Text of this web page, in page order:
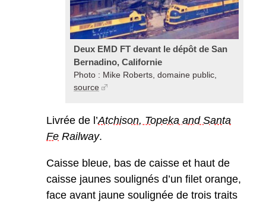
Deux EMD FT devant le dépôt de San
Bernadino, Californie
Photo : Mike Roberts, domaine public,
source
Livrée de l’Atchison, Topeka and Santa
Fe Railway.
Caisse bleue, bas de caisse et haut de
caisse jaunes soulignés d’un filet orange,
face avant jaune soulignée de trois traits